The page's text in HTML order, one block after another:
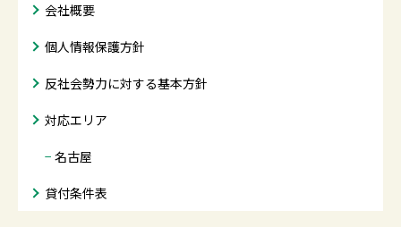
会社概要
個人情報保護方針
反社会勢力に対する基本方針
対応エリア
− 名古屋
貸付条件表